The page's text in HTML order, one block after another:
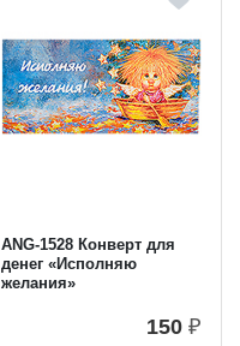
ANG-1528 Конверт для
денег «Исполняю
желания»
150 ₽